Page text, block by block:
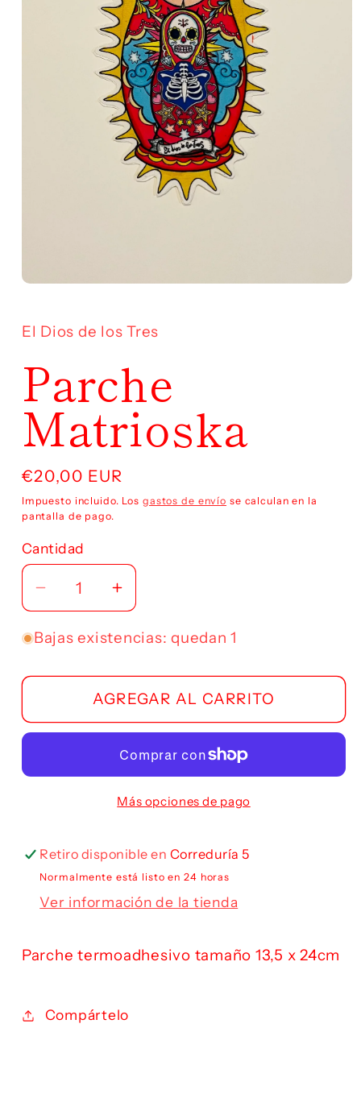
1
en
modal
El Dios de los Tres
Parche
Matrioska
Precio
habitual
€20,00 EUR
Impuesto incluido. Los gastos de envío se calculan en la
pantalla de pago.
Cantidad
Reducir
cantidad
para
Matrioska
Aumentar
cantidad
para
Matrioska
Bajas existencias: quedan 1
AGREGAR AL CARRITO
Más opciones de pago
Retiro disponible en Correduría 5
Normalmente está listo en 24 horas
Ver información de la tienda
Parche termoadhesivo tamaño 13,5 x 24cm
Compártelo